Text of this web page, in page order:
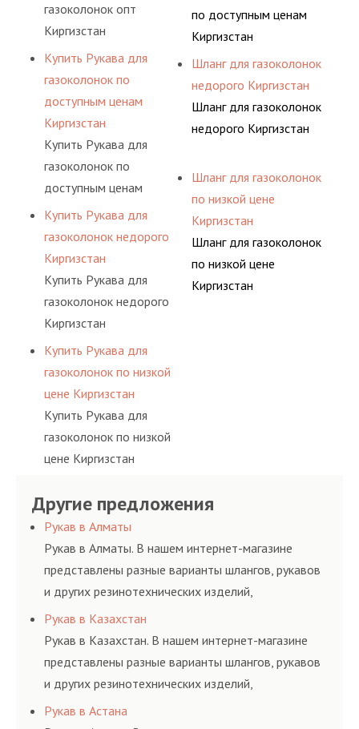
газоколонок опт
Киргизстан
Купить Рукава для
газоколонок по
доступным ценам
Киргизстан
Купить Рукава для
газоколонок по
доступным ценам
Киргизстан
Купить Рукава для
газоколонок недорого
Киргизстан
Купить Рукава для
газоколонок недорого
Киргизстан
Купить Рукава для
газоколонок по низкой
цене Киргизстан
Купить Рукава для
газоколонок по низкой
цене Киргизстан
по доступным ценам
Киргизстан
Шланг для газоколонок
недорого Киргизстан
Шланг для газоколонок
недорого Киргизстан
Шланг для газоколонок
по низкой цене
Киргизстан
Шланг для газоколонок
по низкой цене
Киргизстан
Другие предложения
Рукав в Алматы
Рукав в Алматы. В нашем интернет-магазине
представлены разные варианты шлангов, рукавов
и других резинотехнических изделий,
соответствующих ГОСТам, техническим условиям
и нормативам.
Рукав в Казахстан
Рукав в Казахстан. В нашем интернет-магазине
представлены разные варианты шлангов, рукавов
и других резинотехнических изделий,
соответствующих ГОСТам, техническим условиям
Рукав в Астана